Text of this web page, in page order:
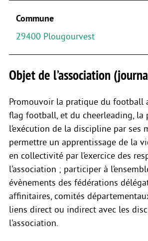
Commune
29400 Plougourvest
Objet de l’association
Promouvoir la pratique du football
flag football, et du cheerleading, la
l’exécution de la discipline par ses
permettre un apprentissage de la
en collectivité par l’exercice des
l’association ; participer à
évènements des fédérations
affinitaires, comités
liens direct ou indirect avec les
l’association.